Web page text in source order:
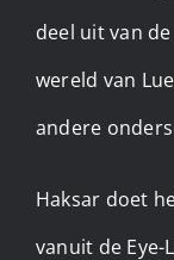
deel uit van
wereld van
andere
Haksar doet
vanuit de Eye-